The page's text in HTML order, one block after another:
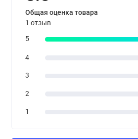
Общая оценка товара
1 отзыв
5
4
3
2
1